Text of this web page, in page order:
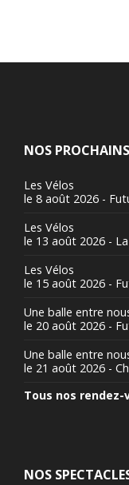
NOS
Les Vélos
le 8 août 2026 -
Les Vélos
le 13 août 2026 -
Les Vélos
le 15 août 2026 -
Une balle entre
le 20 août 2026 -
Une balle entre
le 21 août 2026 -
Tous nos rendez-
NOS